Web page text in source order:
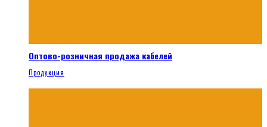
Оптово-розничная продажа кабелей
Продукция